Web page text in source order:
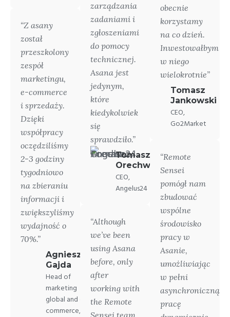
“Z asany
został
przeszkolony
zespół
marketingu,
e-commerce
i sprzedaży.
Dzięki
współpracy
oczędziliśmy
2-3 godziny
tygodniowo
na zbieraniu
informacji i
zwiększyliśmy
wydajność o
70%.”
Agnieszka
Gajda
Head of
marketing
global and e-
commerce,
zarządzania
zadaniami i
zgłoszeniami
do pomocy
technicznej.
Asana jest
jedynym,
które
kiedykolwiek
się
sprawdziło.”
Tomasz
Orechwo
CEO,
Angelus24
“Although
we’ve been
using Asana
before, only
after
working with
the Remote
Sensei team
obecnie
korzystamy
na co dzień.
Inwestowałbym
w niego
wielokrotnie”
Tomasz
Jankowski
CEO,
Go2Market
“Remote
Sensei
pomógł nam
zbudować
wspólne
środowisko
pracy w
Asanie,
umożliwiając
w pełni
asynchroniczną
pracę